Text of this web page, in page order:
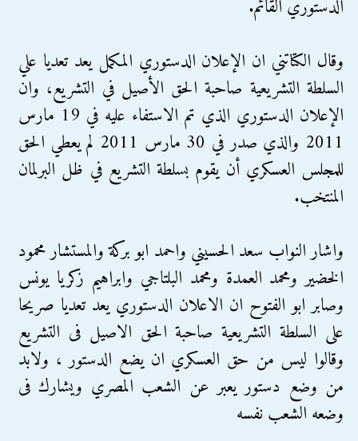
الدستوري القائم.
وقال الكتاتني ان الإعلان الدستوري المكمل يعد تعديا علي
السلطة التشريعية صاحبة الحق الأصيل في التشريع، وان
الإعلان الدستوري الذي تم الاستفاء عليه في 19 مارس
2011 والذي صدر في 30 مارس 2011 لم يعطي الحق
للمجلس العسكري أن يقوم بسلطة التشريع في ظل البرلمان
المنتخب.
واشار النواب سعد الحسيني واحمد ابو بركة والمستشار محمود
الخضير ومحمد العمدة ومحمد البلتاجي وابراهيم زكريا يونس
وصابر ابو الفتوح ان الاعلان الدستوري يعد تعديا صريحا
على السلطة التشريعية صاحبة الحق الاصيل فى التشريع
وقالوا ليس من حق العسكري ان يضع الدستور ، ولابد
من وضع دستور يعبر عن الشعب المصري ويشارك فى
وضعه الشعب نفسه